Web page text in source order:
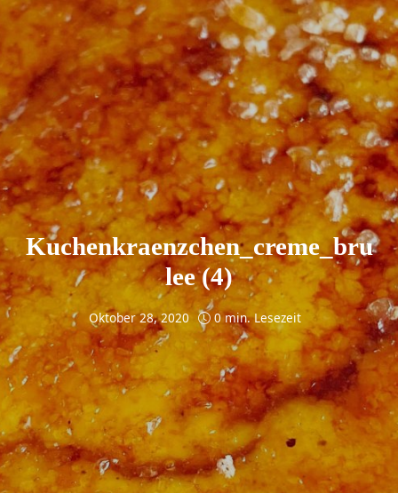
Kuchenkraenzchen_creme_bru
lee (4)
Oktober 28, 2020 0 min. Lesezeit